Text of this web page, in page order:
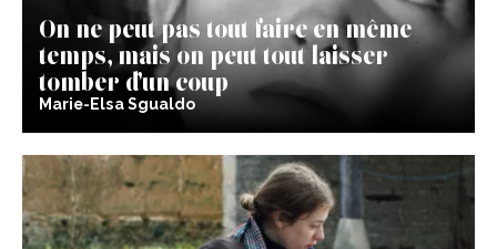
On ne peut pas tout faire en même
temps, mais on peut tout laisser
tomber d’un coup
Marie-Elsa Sgualdo